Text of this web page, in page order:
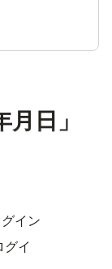
日」
イン
イ